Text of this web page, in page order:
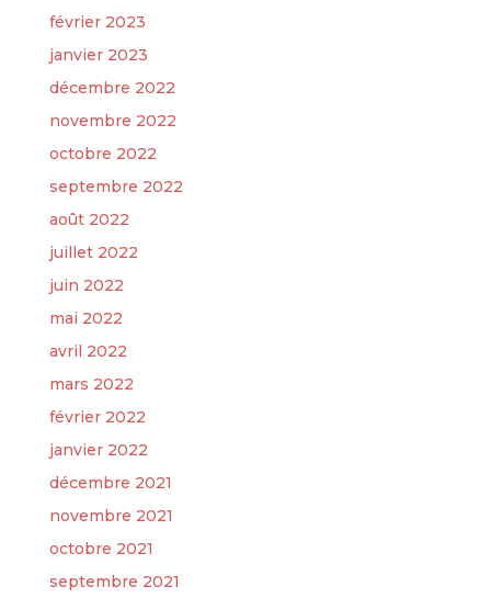
février 2023
janvier 2023
décembre 2022
novembre 2022
octobre 2022
septembre 2022
août 2022
juillet 2022
juin 2022
mai 2022
avril 2022
mars 2022
février 2022
janvier 2022
décembre 2021
novembre 2021
octobre 2021
septembre 2021